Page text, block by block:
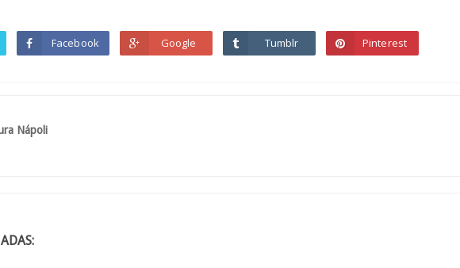
Facebook Google Tumblr Pinterest
Nápoli